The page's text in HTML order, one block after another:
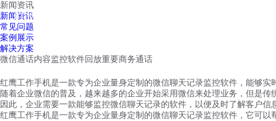
红鹰工作手机
新闻资讯
新闻资讯
常见问题
案例展示
解决方案
微信通话内容监控软件回放重要商务通话
红鹰工作手机是一款专为企业量身定制的微信聊天记录监控软件，能够
随着企业微信的普及，越来越多的企业开始采用微信来处理业务，但是传
因此，企业需要一款能够监控微信聊天记录的软件，以便及时了解客户信
红鹰工作手机是一款专为企业量身定制的微信聊天记录监控软件，它可